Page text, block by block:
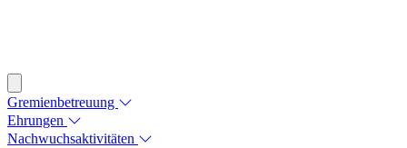
Gremienbetreuung
Ehrungen
Nachwuchsaktivitäten